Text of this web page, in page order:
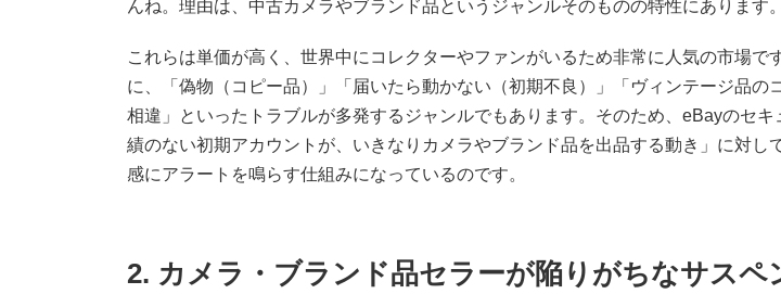
んね。理由は、中古カメラやブランド品というジャンルそのものの特性にあります。
これらは単価が高く、世界中にコレクターやファンがいるため非常に人気の市場で
に、「偽物（コピー品）」「届いたら動かない（初期不良）」「ヴィンテージ品の
相違」といったトラブルが多発するジャンルでもあります。そのため、eBayのセキ
績のない初期アカウントが、いきなりカメラやブランド品を出品する動き」に対し
感にアラートを鳴らす仕組みになっているのです。
2. カメラ・ブランド品セラーが陥りがちなサスペ